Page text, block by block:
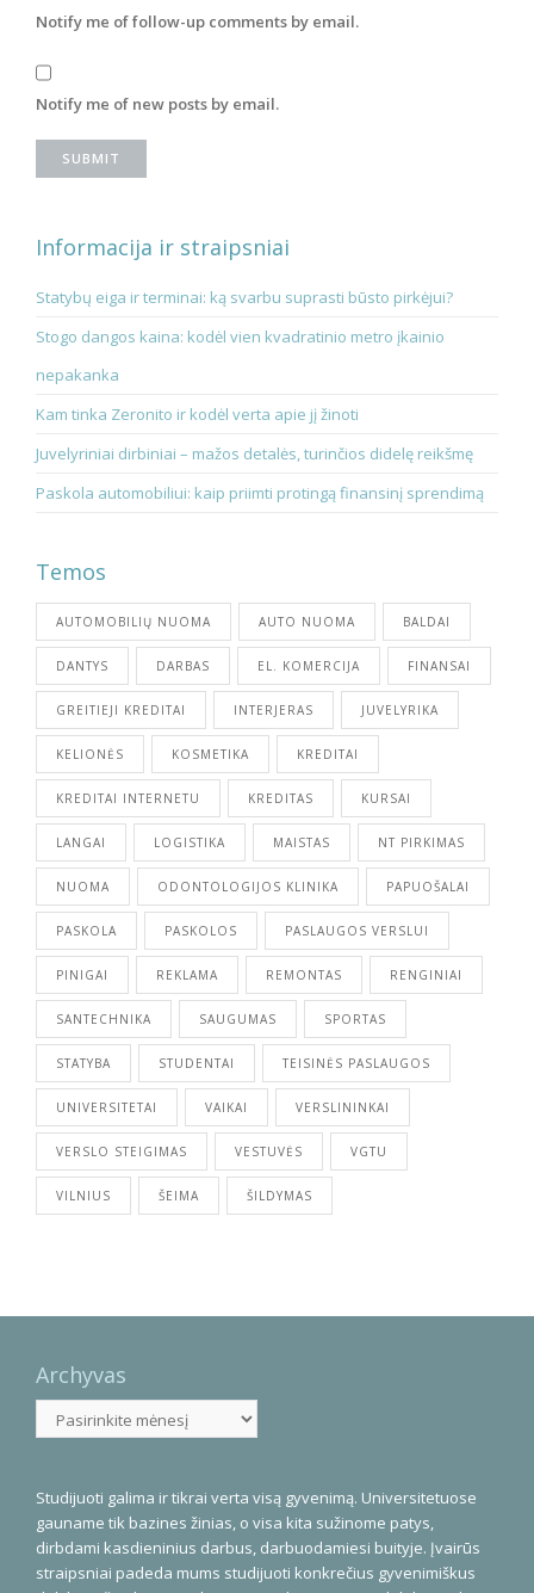
Notify me of follow-up comments by email.
Notify me of new posts by email.
Informacija ir straipsniai
Statybų eiga ir terminai: ką svarbu suprasti būsto pirkėjui?
Stogo dangos kaina: kodėl vien kvadratinio metro įkainio
nepakanka
Kam tinka Zeronito ir kodėl verta apie jį žinoti
Juvelyriniai dirbiniai – mažos detalės, turinčios didelę reikšmę
Paskola automobiliui: kaip priimti protingą finansinį sprendimą
Temos
AUTOMOBILIŲ NUOMA AUTO NUOMA BALDAI
DANTYS DARBAS EL. KOMERCIJA FINANSAI
GREITIEJI KREDITAI INTERJERAS JUVELYRIKA
KELIONĖS KOSMETIKA KREDITAI
KREDITAI INTERNETU KREDITAS KURSAI
LANGAI LOGISTIKA MAISTAS NT PIRKIMAS
NUOMA ODONTOLOGIJOS KLINIKA PAPUOŠALAI
PASKOLA PASKOLOS PASLAUGOS VERSLUI
PINIGAI REKLAMA REMONTAS RENGINIAI
SANTECHNIKA SAUGUMAS SPORTAS
STATYBA STUDENTAI TEISINĖS PASLAUGOS
UNIVERSITETAI VAIKAI VERSLININKAI
VERSLO STEIGIMAS VESTUVĖS VGTU
VILNIUS ŠEIMA ŠILDYMAS
Archyvas
Archyvas
Studijuoti galima ir tikrai verta visą gyvenimą. Universitetuose
gauname tik bazines žinias, o visa kita sužinome patys,
dirbdami kasdieninius darbus, darbuodamiesi buityje. Įvairūs
straipsniai padeda mums studijuoti konkrečius gyvenimiškus